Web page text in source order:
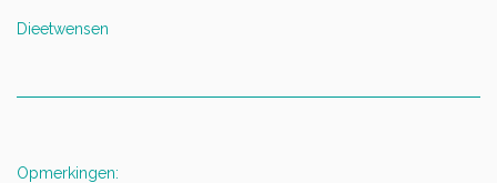
Dieetwensen
Opmerkingen: